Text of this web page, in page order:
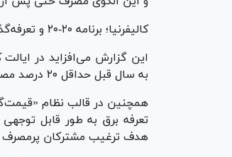
کالیفرنیا؛ برنامه ۲۰-۲۰ و تعرفه‌گذاری بحرانی
به سال قبل حداقل ۲۰ درصد مصرف خود را کاهش می‌دادند، از ۲۰ درصد تخفیف در قبض برق بهره‌مند می‌شدند.
همچنین در قالب نظام
هدف ترغیب مشترکان